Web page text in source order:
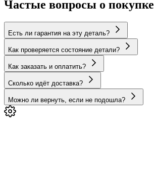
Частые вопросы о покупке
Есть ли гарантия на эту деталь?
Как проверяется состояние детали?
Как заказать и оплатить?
Сколько идёт доставка?
Можно ли вернуть, если не подошла?